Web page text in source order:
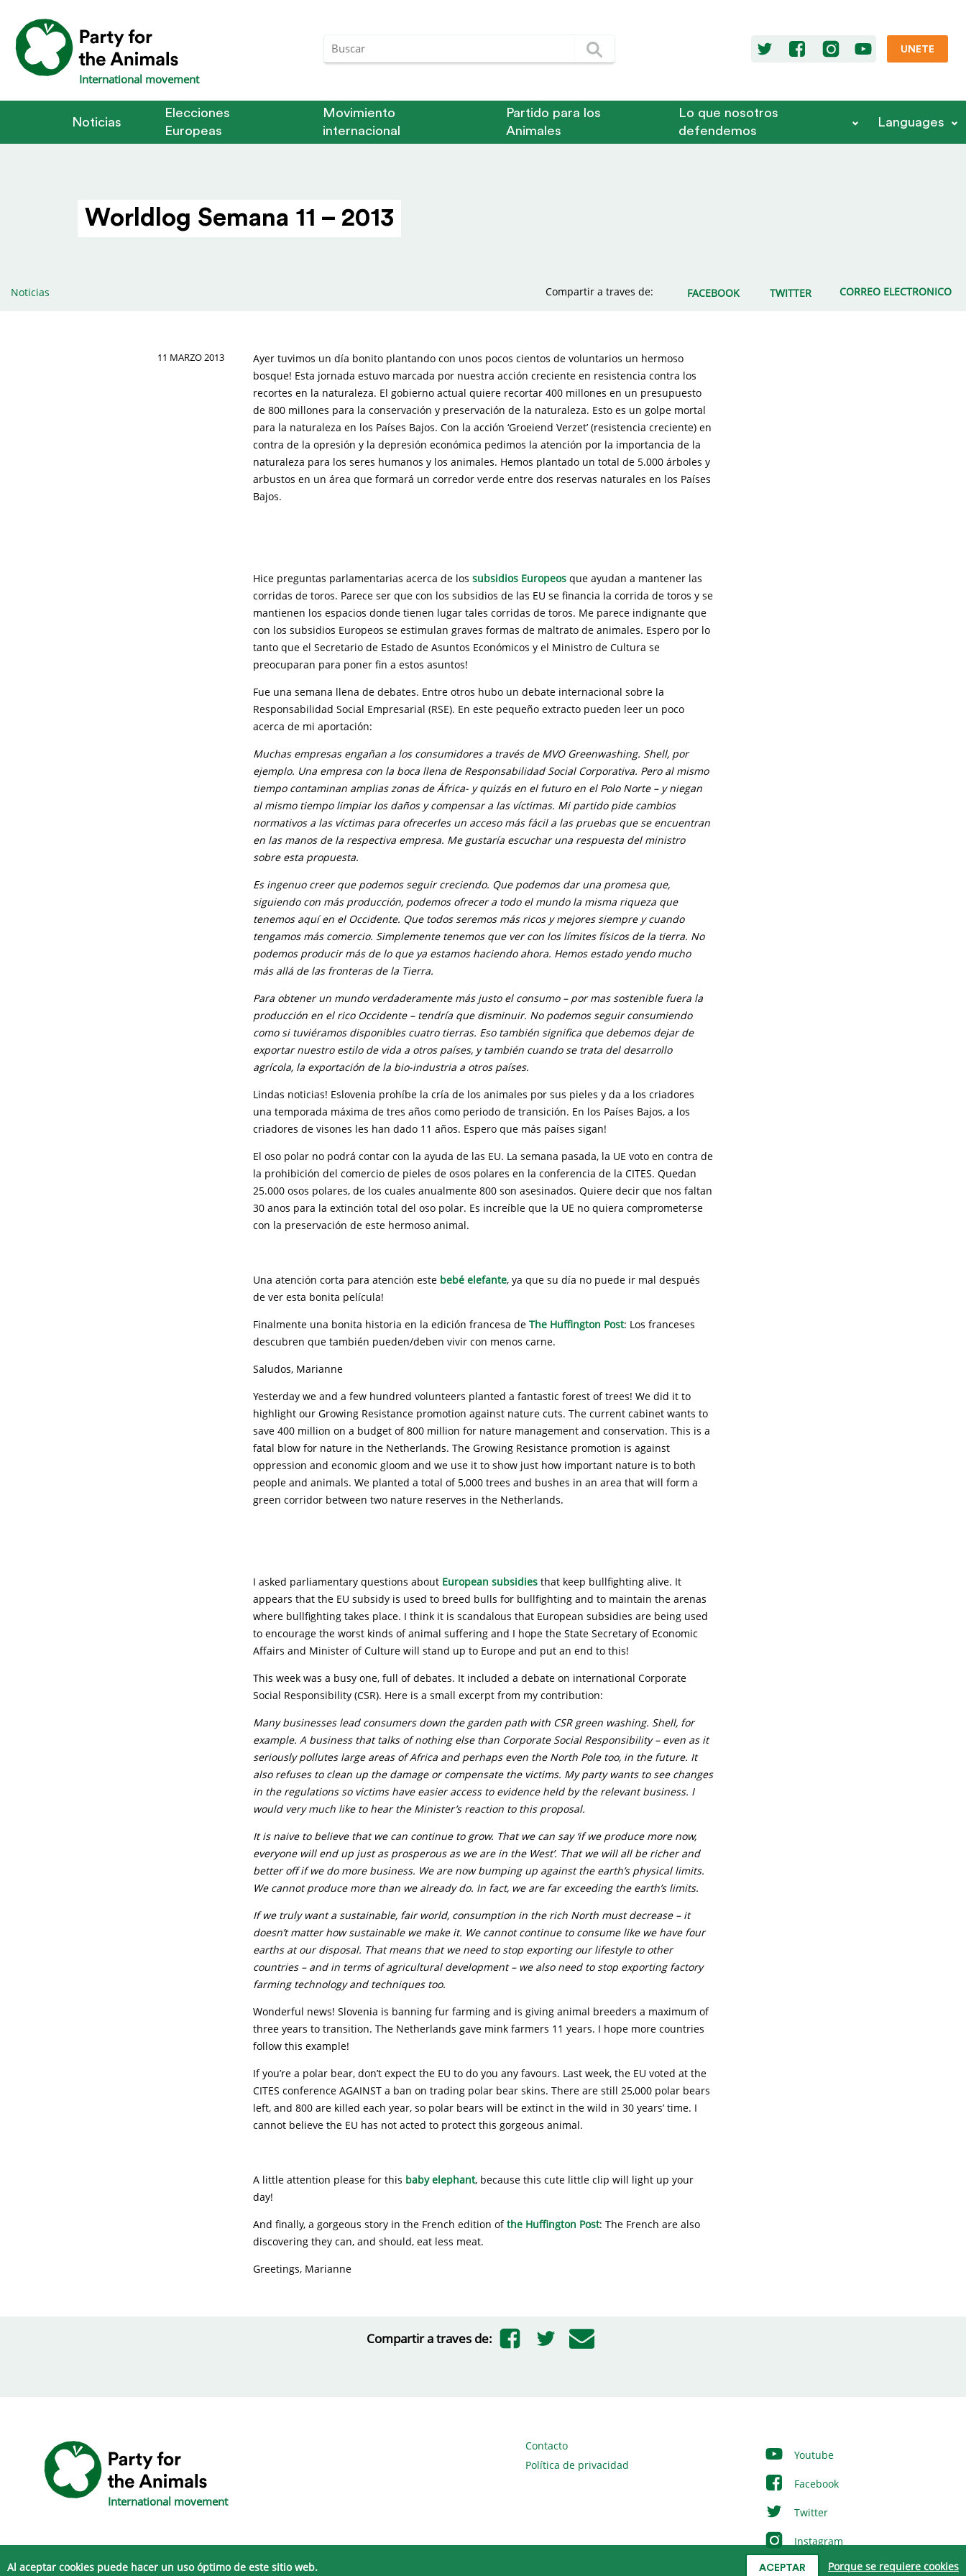
International movement
UNETE
Noticias
Elecciones
Europeas
Movimiento
internacional
Partido para los
Animales
Lo que nosotros
defendemos
Languages
Worldlog Semana 11 – 2013
Noticias Compartir a traves de: FACEBOOK TWITTER CORREO ELECTRONICO
11 MARZO 2013
Ayer tuvimos un día bonito plantando con unos pocos cientos de voluntarios un hermoso
bosque! Esta jornada estuvo marcada por nuestra acción creciente en resistencia contra los
recortes en la naturaleza. El gobierno actual quiere recortar 400 millones en un presupuesto
de 800 millones para la conservación y preservación de la naturaleza. Esto es un golpe mortal
para la naturaleza en los Países Bajos. Con la acción ‘Groeiend Verzet’ (resistencia creciente) en
contra de la opresión y la depresión económica pedimos la atención por la importancia de la
naturaleza para los seres humanos y los animales. Hemos plantado un total de 5.000 árboles y
arbustos en un área que formará un corredor verde entre dos reservas naturales en los Países
Bajos.
Hice preguntas parlamentarias acerca de los subsidios Europeos que ayudan a mantener las
corridas de toros. Parece ser que con los subsidios de las EU se financia la corrida de toros y se
mantienen los espacios donde tienen lugar tales corridas de toros. Me parece indignante que
con los subsidios Europeos se estimulan graves formas de maltrato de animales. Espero por lo
tanto que el Secretario de Estado de Asuntos Económicos y el Ministro de Cultura se
preocuparan para poner fin a estos asuntos!
Fue una semana llena de debates. Entre otros hubo un debate internacional sobre la
Responsabilidad Social Empresarial (RSE). En este pequeño extracto pueden leer un poco
acerca de mi aportación:
Muchas empresas engañan a los consumidores a través de MVO Greenwashing. Shell, por
ejemplo. Una empresa con la boca llena de Responsabilidad Social Corporativa. Pero al mismo
tiempo contaminan amplias zonas de África- y quizás en el futuro en el Polo Norte – y niegan
al mismo tiempo limpiar los daños y compensar a las víctimas. Mi partido pide cambios
normativos a las víctimas para ofrecerles un acceso más fácil a las pruebas que se encuentran
en las manos de la respectiva empresa. Me gustaría escuchar una respuesta del ministro
sobre esta propuesta.
Es ingenuo creer que podemos seguir creciendo. Que podemos dar una promesa que,
siguiendo con más producción, podemos ofrecer a todo el mundo la misma riqueza que
tenemos aquí en el Occidente. Que todos seremos más ricos y mejores siempre y cuando
tengamos más comercio. Simplemente tenemos que ver con los límites físicos de la tierra. No
podemos producir más de lo que ya estamos haciendo ahora. Hemos estado yendo mucho
más allá de las fronteras de la Tierra.
Para obtener un mundo verdaderamente más justo el consumo – por mas sostenible fuera la
producción en el rico Occidente – tendría que disminuir. No podemos seguir consumiendo
como si tuviéramos disponibles cuatro tierras. Eso también significa que debemos dejar de
exportar nuestro estilo de vida a otros países, y también cuando se trata del desarrollo
agrícola, la exportación de la bio-industria a otros países.
Lindas noticias! Eslovenia prohíbe la cría de los animales por sus pieles y da a los criadores
una temporada máxima de tres años como periodo de transición. En los Países Bajos, a los
criadores de visones les han dado 11 años. Espero que más países sigan!
El oso polar no podrá contar con la ayuda de las EU. La semana pasada, la UE voto en contra de
la prohibición del comercio de pieles de osos polares en la conferencia de la CITES. Quedan
25.000 osos polares, de los cuales anualmente 800 son asesinados. Quiere decir que nos faltan
30 anos para la extinción total del oso polar. Es increíble que la UE no quiera comprometerse
con la preservación de este hermoso animal.
Una atención corta para atención este bebé elefante, ya que su día no puede ir mal después
de ver esta bonita película!
Finalmente una bonita historia en la edición francesa de The Huffington Post: Los franceses
descubren que también pueden/deben vivir con menos carne.
Saludos, Marianne
Yesterday we and a few hundred volunteers planted a fantastic forest of trees! We did it to
highlight our Growing Resistance promotion against nature cuts. The current cabinet wants to
save 400 million on a budget of 800 million for nature management and conservation. This is a
fatal blow for nature in the Netherlands. The Growing Resistance promotion is against
oppression and economic gloom and we use it to show just how important nature is to both
people and animals. We planted a total of 5,000 trees and bushes in an area that will form a
green corridor between two nature reserves in the Netherlands.
I asked parliamentary questions about European subsidies that keep bullfighting alive. It
appears that the EU subsidy is used to breed bulls for bullfighting and to maintain the arenas
where bullfighting takes place. I think it is scandalous that European subsidies are being used
to encourage the worst kinds of animal suffering and I hope the State Secretary of Economic
Affairs and Minister of Culture will stand up to Europe and put an end to this!
This week was a busy one, full of debates. It included a debate on international Corporate
Social Responsibility (CSR). Here is a small excerpt from my contribution:
Many businesses lead consumers down the garden path with CSR green washing. Shell, for
example. A business that talks of nothing else than Corporate Social Responsibility – even as it
seriously pollutes large areas of Africa and perhaps even the North Pole too, in the future. It
also refuses to clean up the damage or compensate the victims. My party wants to see changes
in the regulations so victims have easier access to evidence held by the relevant business. I
would very much like to hear the Minister’s reaction to this proposal.
It is naive to believe that we can continue to grow. That we can say ‘if we produce more now,
everyone will end up just as prosperous as we are in the West’. That we will all be richer and
better off if we do more business. We are now bumping up against the earth’s physical limits.
We cannot produce more than we already do. In fact, we are far exceeding the earth’s limits.
If we truly want a sustainable, fair world, consumption in the rich North must decrease – it
doesn’t matter how sustainable we make it. We cannot continue to consume like we have four
earths at our disposal. That means that we need to stop exporting our lifestyle to other
countries – and in terms of agricultural development – we also need to stop exporting factory
farming technology and techniques too.
Wonderful news! Slovenia is banning fur farming and is giving animal breeders a maximum of
three years to transition. The Netherlands gave mink farmers 11 years. I hope more countries
follow this example!
If you’re a polar bear, don’t expect the EU to do you any favours. Last week, the EU voted at the
CITES conference AGAINST a ban on trading polar bear skins. There are still 25,000 polar bears
left, and 800 are killed each year, so polar bears will be extinct in the wild in 30 years’ time. I
cannot believe the EU has not acted to protect this gorgeous animal.
A little attention please for this baby elephant, because this cute little clip will light up your
day!
And finally, a gorgeous story in the French edition ofthe Huffington Post: The French are also
discovering they can, and should, eat less meat.
Greetings, Marianne
Compartir a traves de:
International movement
Contacto
Política de privacidad
Youtube
Facebook
Twitter
Instagram
Al aceptar cookies puede hacer un uso óptimo de este sitio web.
ACEPTAR Porque se requiere cookies